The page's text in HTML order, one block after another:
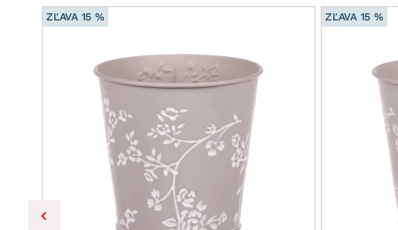
ZĽAVA 15 % ZĽAVA 15 %